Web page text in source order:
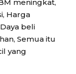
meningkat,
Harga
beli
Semua itu
yang